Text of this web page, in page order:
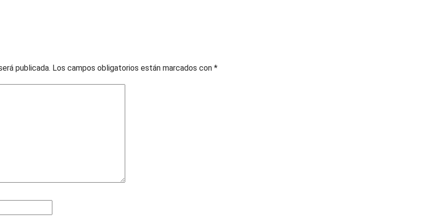
publicada. Los campos obligatorios están marcados con *